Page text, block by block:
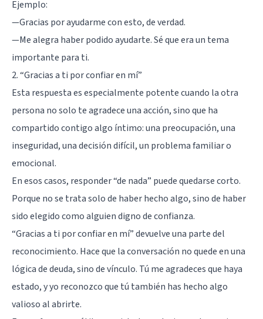
Ejemplo:
—Gracias por ayudarme con esto, de verdad.
—Me alegra haber podido ayudarte. Sé que era un tema
importante para ti.
2. “Gracias a ti por confiar en mí”
Esta respuesta es especialmente potente cuando la otra
persona no solo te agradece una acción, sino que ha
compartido contigo algo íntimo: una preocupación, una
inseguridad, una decisión difícil, un problema familiar o
emocional.
En esos casos, responder “de nada” puede quedarse corto.
Porque no se trata solo de haber hecho algo, sino de haber
sido elegido como alguien digno de confianza.
“Gracias a ti por confiar en mí” devuelve una parte del
reconocimiento. Hace que la conversación no quede en una
lógica de deuda, sino de vínculo. Tú me agradeces que haya
estado, y yo reconozco que tú también has hecho algo
valioso al abrirte.